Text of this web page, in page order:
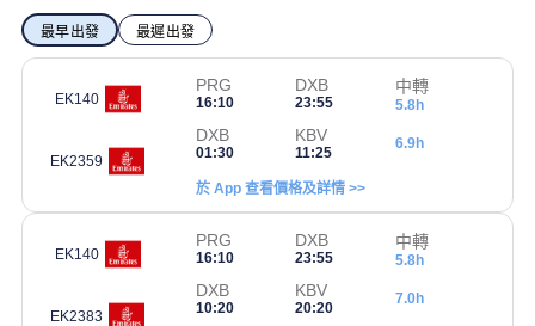
最早出發 最遲出發
EK140
PRG
16:10
DXB
23:55
中轉
5.8h
EK2359
DXB
01:30
KBV
11:25
6.9h
於 App 查看價格及詳情 >>
EK140
PRG
16:10
DXB
23:55
中轉
5.8h
EK2383
DXB
10:20
KBV
20:20
7.0h